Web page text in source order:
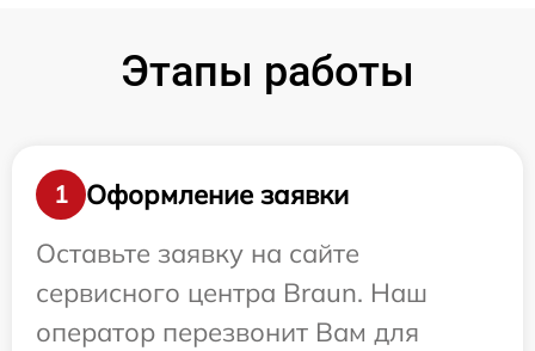
Этапы работы
1
Оформление заявки
Оставьте заявку на сайте
сервисного центра Braun. Наш
оператор перезвонит Вам для